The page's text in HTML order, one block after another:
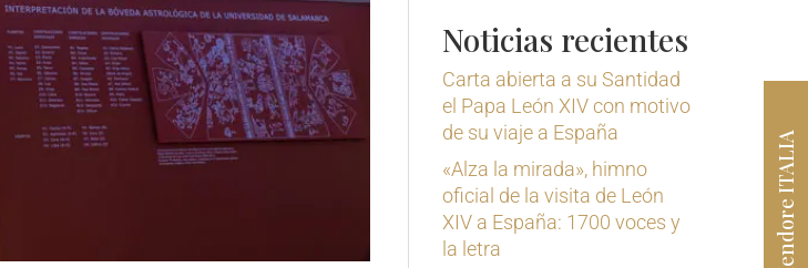
Noticias recientes
Carta abierta a su Santidad
el Papa León XIV con motivo
de su viaje a España
«Alza la mirada», himno
oficial de la visita de León
XIV a España: 1700 voces y
la letra